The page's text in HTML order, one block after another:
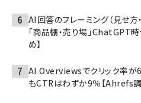
AI回答のフレーミング（見せ方
「商品棚・売り場」
め】
AI Overviewsでクリック率
もCTRはわずか9％【Ahrefs調